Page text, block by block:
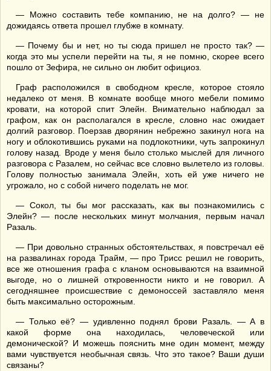
— Можно составить тебе компанию, не на долго? — не
дожидаясь ответа прошел глубже в комнату.
— Почему бы и нет, но ты сюда пришел не просто так? —
когда это мы успели перейти на ты, я не помню, скорее всего
пошло от Зефира, не сильно он любит официоз.
Граф расположился в свободном кресле, которое стояло
недалеко от меня. В комнате вообще много мебели помимо
кровати, на которой спит Элейн. Внимательно наблюдал за
графом, как он располагался в кресле, словно нас ожидает
долгий разговор. Поерзав дворянин небрежно закинул нога на
ногу и облокотившись руками на подлокотники, чуть запрокинул
голову назад. Вроде у меня было столько мыслей для личного
разговора с Разалем, но сейчас все словно вылетело из головы.
Голову полностью занимала Элейн, хоть ей уже ничего не
угрожало, но с собой ничего поделать не мог.
— Сокол, ты бы мог рассказать, как вы познакомились с
Элейн? — после нескольких минут молчания, первым начал
Разаль.
— При довольно странных обстоятельствах, я повстречал её
на развалинах города Трайм, — про Трисс решил не говорить,
все же отношения графа с кланом основываются на взаимной
выгоде, но о лишней откровенности никто и не говорил. А
сегодняшнее происшествие с демоноссей заставляло меня
быть максимально осторожным.
— Только её? — удивленно поднял брови Разаль. — А в
какой форме она находилась, человеческой или
демонической? И можешь пояснить мне один момент, между
вами чувствуется необычная связь. Что это такое? Ваши души
связаны?